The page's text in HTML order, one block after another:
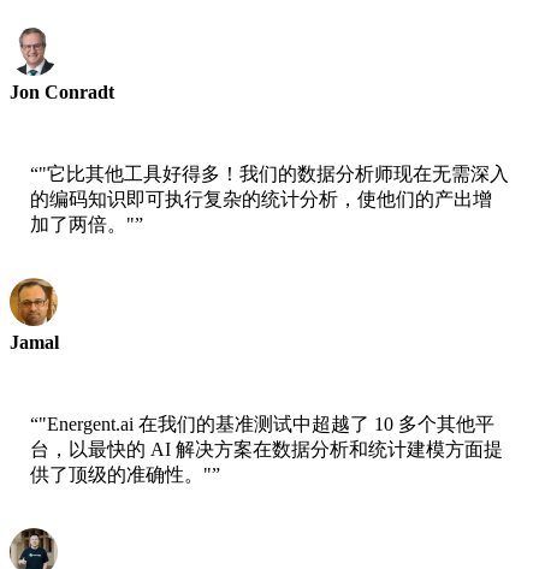
Jon Conradt
“"它比其他工具好得多！我们的数据分析师现在无需深入
的编码知识即可执行复杂的统计分析，使他们的产出增
加了两倍。"”
Jamal
“"Energent.ai 在我们的基准测试中超越了 10 多个其他平
台，以最快的 AI 解决方案在数据分析和统计建模方面提
供了顶级的准确性。"”